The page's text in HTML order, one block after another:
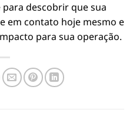
descobrir que sua
em contato hoje mesmo e
para sua operação.